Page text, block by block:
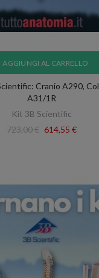
AGGIUNGI AL CARRELLO
Cranio A290,
A31/1R
Kit 3B Scientific
723,00 € 614,55 €